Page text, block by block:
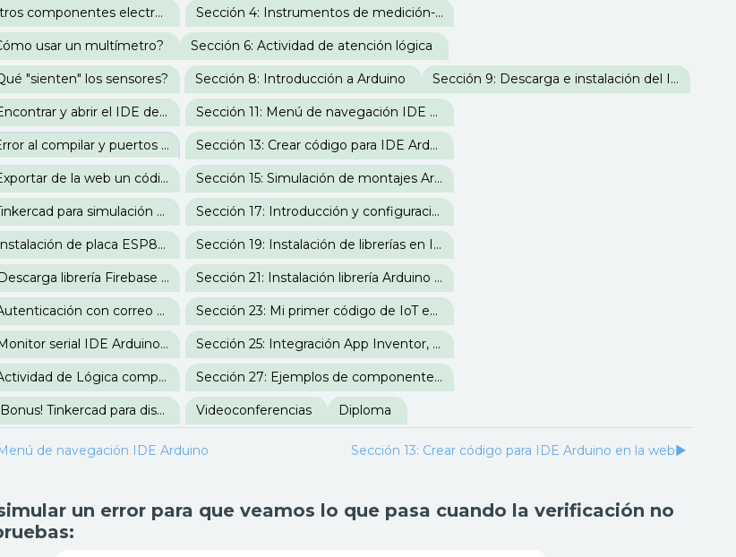
Sección 3: Otros componentes electrónicos Sección 4: Instrumentos de medición-corrientes análogas y digitales
usar un multímetro? Sección 6: Actividad de atención lógica
"sienten" los sensores? Sección 8: Introducción a Arduino Sección 9: Descarga e instalación del IDE de Arduino
Sección 10: Encontrar y abrir el IDE de Arduino Sección 11: Menú de navegación IDE Arduino
Sección 12: Error al compilar y puertos IDE Arduino Sección 13: Crear código para IDE Arduino en la web
Sección 14: Exportar de la web un código para el IDE de Arduino Sección 15: Simulación de montajes Arduino en la web
Seccíón 16: Tinkercad para simulación de código en placas de Arduino Sección 17: Introducción y configuración en IDE Arduino a la placa IoT ESP8266
Sección 18: Instalación de placa ESP8266 en IDE Arduino Sección 19: Instalación de librerías en IDE Arduino
Sección 20: Descarga librería Firebase para IoT en IDE Arduino Sección 21: Instalación librería Arduino Json en IDE y acceso a Firebase
Sección 22: Autenticación con correo electrónico Firebase Sección 23: Mi primer código de IoT en IDE Arduino
Sección 24: Monitor serial IDE Arduino y configuración de WiFi Sección 25: Integración App Inventor, Firebase e IDE Arduino
Sección 26: Actividad de Lógica computacional Sección 27: Ejemplos de componentes para controlar sistemas eléctricos
Sección 28: ¡Bonus! Tinkercad para diseño 3D Videoconferencias Diploma
de navegación IDE Arduino ▶︎
Sección 13: Crear código para IDE Arduino en la web
un error para que veamos lo que pasa cuando la verificación no